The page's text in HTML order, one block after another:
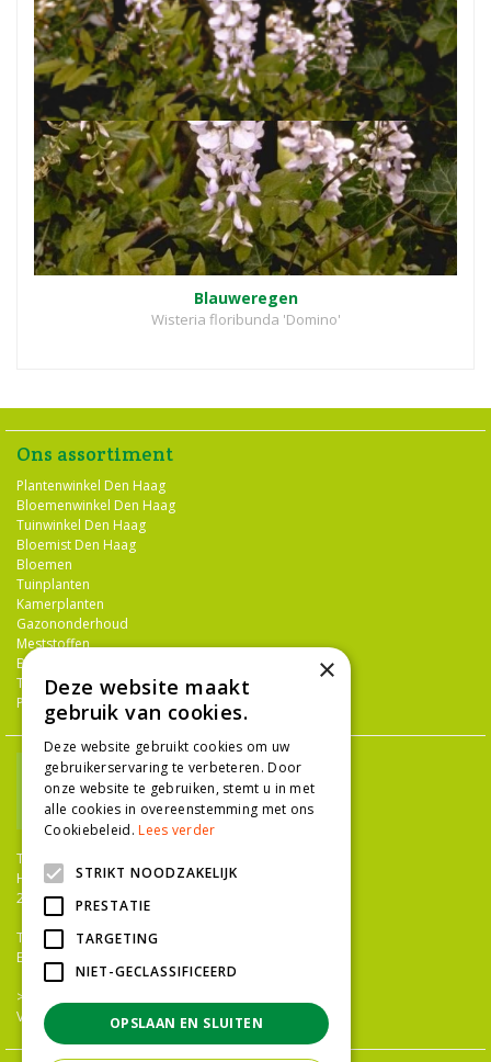
Blauweregen
Wisteria floribunda 'Domino'
Ons assortiment
Plantenwinkel Den Haag
Bloemenwinkel Den Haag
Tuinwinkel Den Haag
Bloemist Den Haag
Bloemen
Tuinplanten
Kamerplanten
Gazononderhoud
Meststoffen
Bestrijdingsmiddelen
Tuingereedschap
Potterie
TUINCENTRUM NIEUW-HANENBURG
Hanenburglaan 266
2565 HC Den Haag
T.
070 36 052 92
E.
>>
Vacatures
×
Deze website maakt
gebruik van cookies.
Deze website gebruikt cookies om uw
gebruikerservaring te verbeteren. Door
onze website te gebruiken, stemt u in met
alle cookies in overeenstemming met ons
Cookiebeleid.Lees verder
STRIKT NOODZAKELIJK
PRESTATIE
TARGETING
NIET-GECLASSIFICEERD
OPSLAAN EN SLUITEN